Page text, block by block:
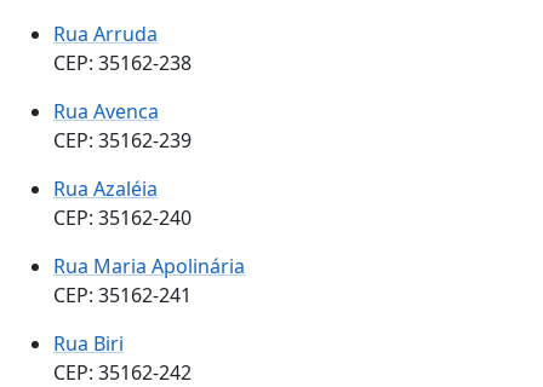
Rua Arruda
CEP: 35162-238
Rua Avenca
CEP: 35162-239
Rua Azaléia
CEP: 35162-240
Rua Maria Apolinária
CEP: 35162-241
Rua Biri
CEP: 35162-242